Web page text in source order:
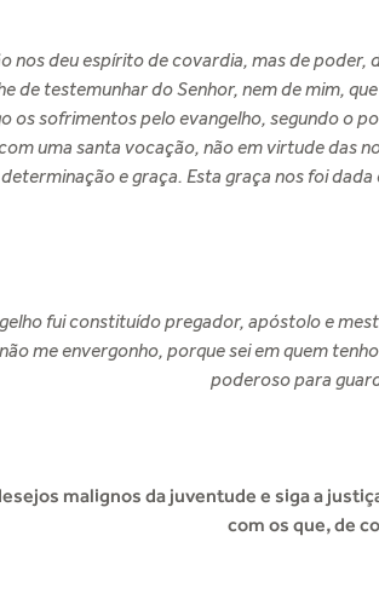
nos deu espírito de covardia, mas de
de testemunhar do Senhor, nem de mim,
os sofrimentos pelo evangelho, segundo o
uma santa vocação, não em virtude das
e graça. Esta graça nos foi
fui constituído pregador, apóstolo e
me envergonho, porque sei em quem
poderoso para
malignos da juventude e siga a
com os que, de